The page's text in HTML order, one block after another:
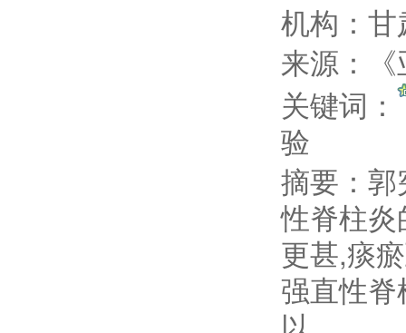
机构：
来源：
关键词：
验
摘要： 郭
性脊柱
更甚,痰
强直性